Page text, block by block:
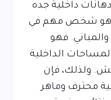
داخلية جده
هو شخص مهم في
فهو
الداخلية
ولذلك، فإن
محترف وماهر